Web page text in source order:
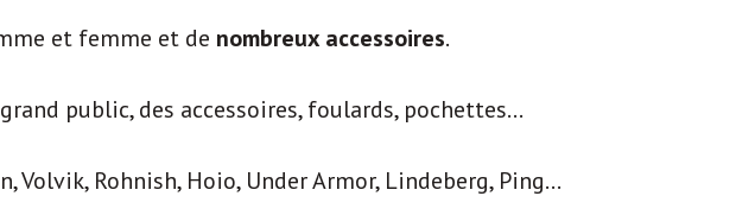
et femme et de nombreux accessoires.
public, des accessoires, foulards, pochettes...
Rohnish, Hoio, Under Armor, Lindeberg, Ping...